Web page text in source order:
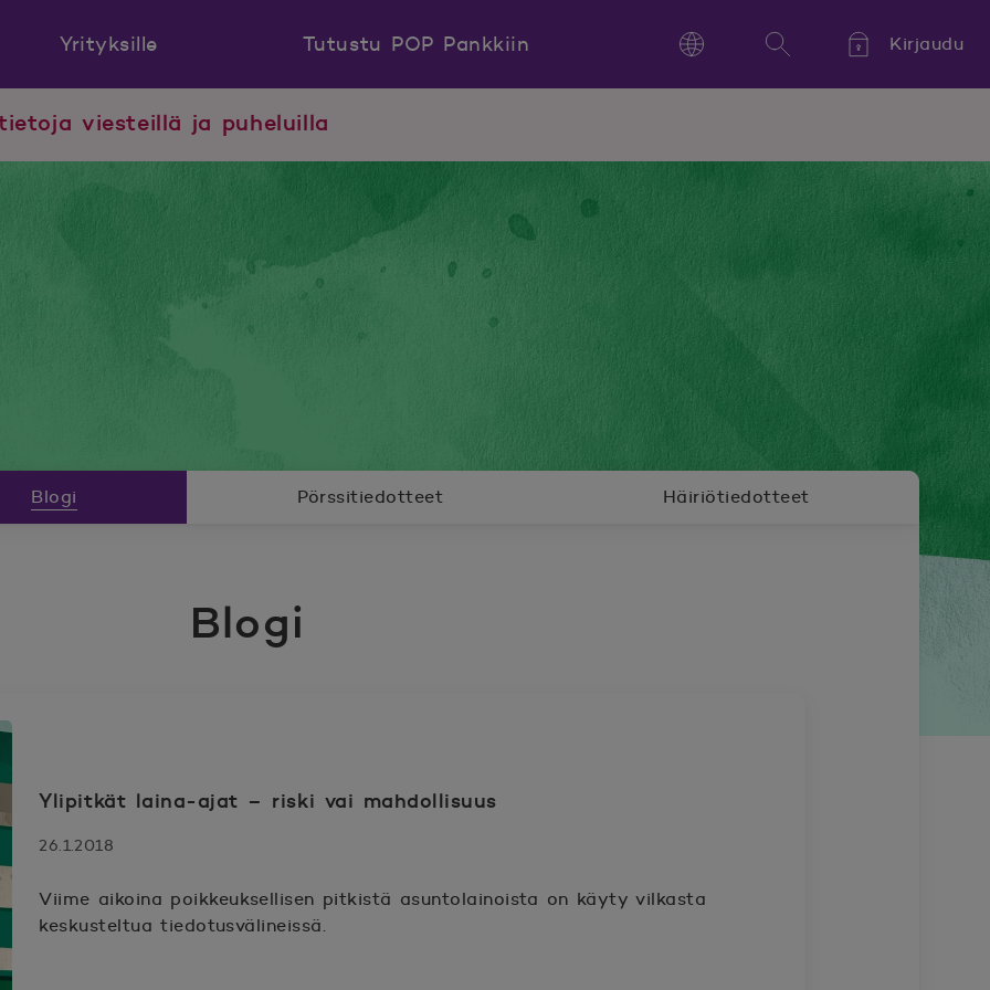
Yrityksille
Tutustu POP Pankkiin
Kieli,
Language Hae
Kirjaudu
viesteillä ja puheluilla
Blogi
Blogi Pörssitiedotteet Häiriötiedotteet
Ylipitkät laina-ajat – riski vai mahdollisuus
26.1.2018
Viime aikoina poikkeuksellisen pitkistä asuntolainoista on käyty vilkasta
keskusteltua tiedotusvälineissä.